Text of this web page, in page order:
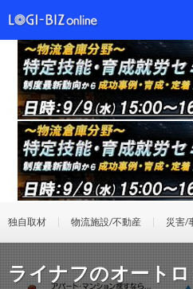
独自取材 物流施設/不動産 災害/
ライナフのオート